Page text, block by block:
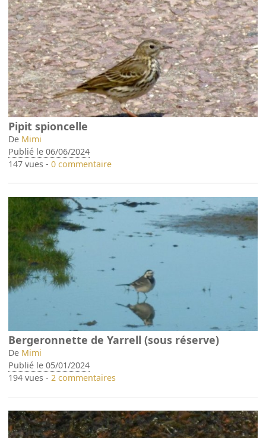
Pipit spioncelle
De Mimi
Publié le 06/06/2024
147 vues -0 commentaire
Bergeronnette de Yarrell (sous réserve)
De Mimi
Publié le 05/01/2024
194 vues -2 commentaires